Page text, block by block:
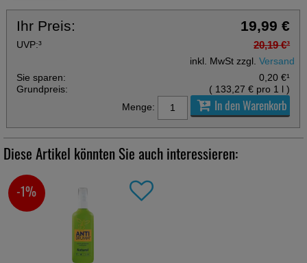
Ihr Preis: 19,99 €
UVP:³ 20,19 €³
inkl. MwSt zzgl.Versand
Sie sparen:
0,20 €¹
Grundpreis:
( 133,27 € pro 1 l)
Menge:
In den Warenkorb
Diese Artikel könnten Sie auch interessieren:
-1%